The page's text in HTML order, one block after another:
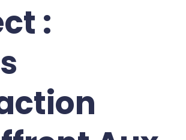
: